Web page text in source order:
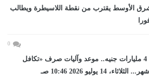
الأوسط يقترب من نقطة اللاسيطرة ويطالب
0
بميزانية تفوق 4 مليارات جنيه.. موعد وآليات صرف «تكافل
14 يوليو 2026 10:46 صـ